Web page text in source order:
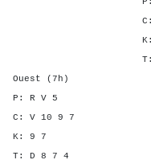
C:
K: A
T: R
Ouest
P: R
C: V
K: 9 7
T: D 8